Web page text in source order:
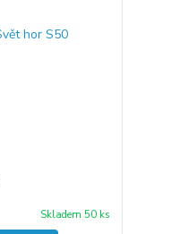
Skladem 50 ks